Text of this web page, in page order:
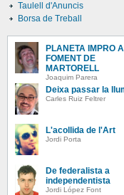
Taulell d'Anuncis
Borsa de Treball
PLANETA IMPRO
FOMENT DE
MARTORELL
Joaquim Parera
Deixa passar la
Carles Ruiz Feltrer
L'acollida de l'Art
Jordi Porta
De federalista a
independentista
Jordi López Font